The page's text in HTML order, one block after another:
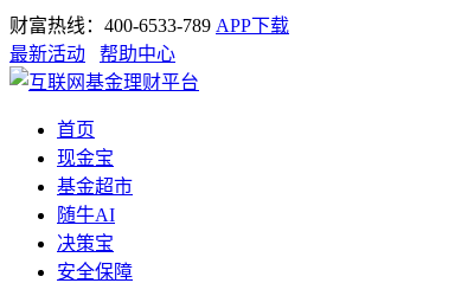
财富热线：400-6533-789 APP下载
最新活动
帮助中心
首页
现金宝
基金超市
随牛AI
决策宝
安全保障